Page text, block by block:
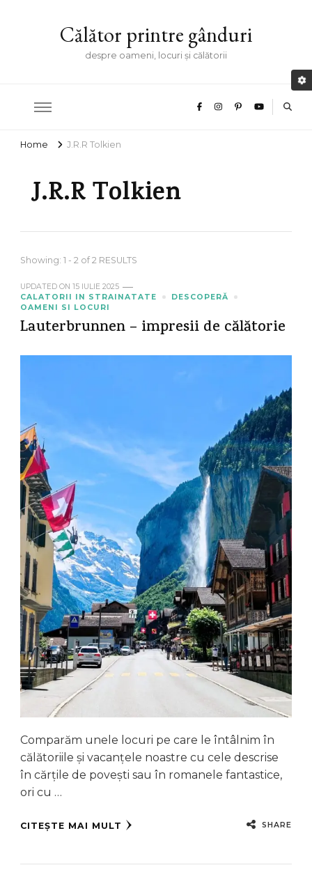
Călător printre gânduri
despre oameni, locuri și călătorii
Home J.R.R Tolkien
J.R.R Tolkien
Showing: 1 - 2 of 2 RESULTS
UPDATED ON 15 IULIE 2025
CALATORII IN STRAINATATE
DESCOPERĂ
OAMENI SI LOCURI
Lauterbrunnen – impresii de călătorie
Comparăm unele locuri pe care le întâlnim în
călătoriile și vacanțele noastre cu cele descrise
în cărțile de povești sau în romanele fantastice,
ori cu …
CITEȘTE MAI MULT SHARE